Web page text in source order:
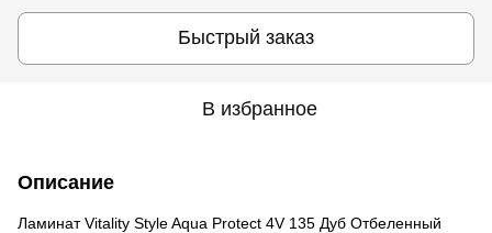
Быстрый заказ
В избранное
Описание
Ламинат Vitality Style Aqua Protect 4V 135 Дуб Отбеленный